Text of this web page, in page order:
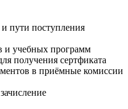
пути поступления
и учебных программ
получения сертфиката
в приёмные комиссии